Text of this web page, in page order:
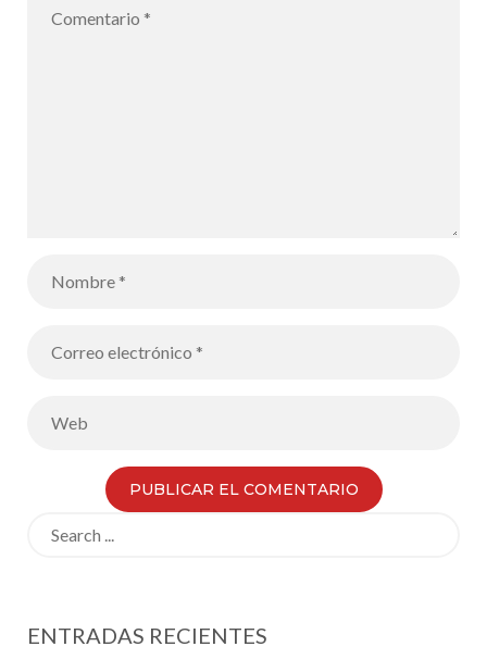
ENTRADAS RECIENTES